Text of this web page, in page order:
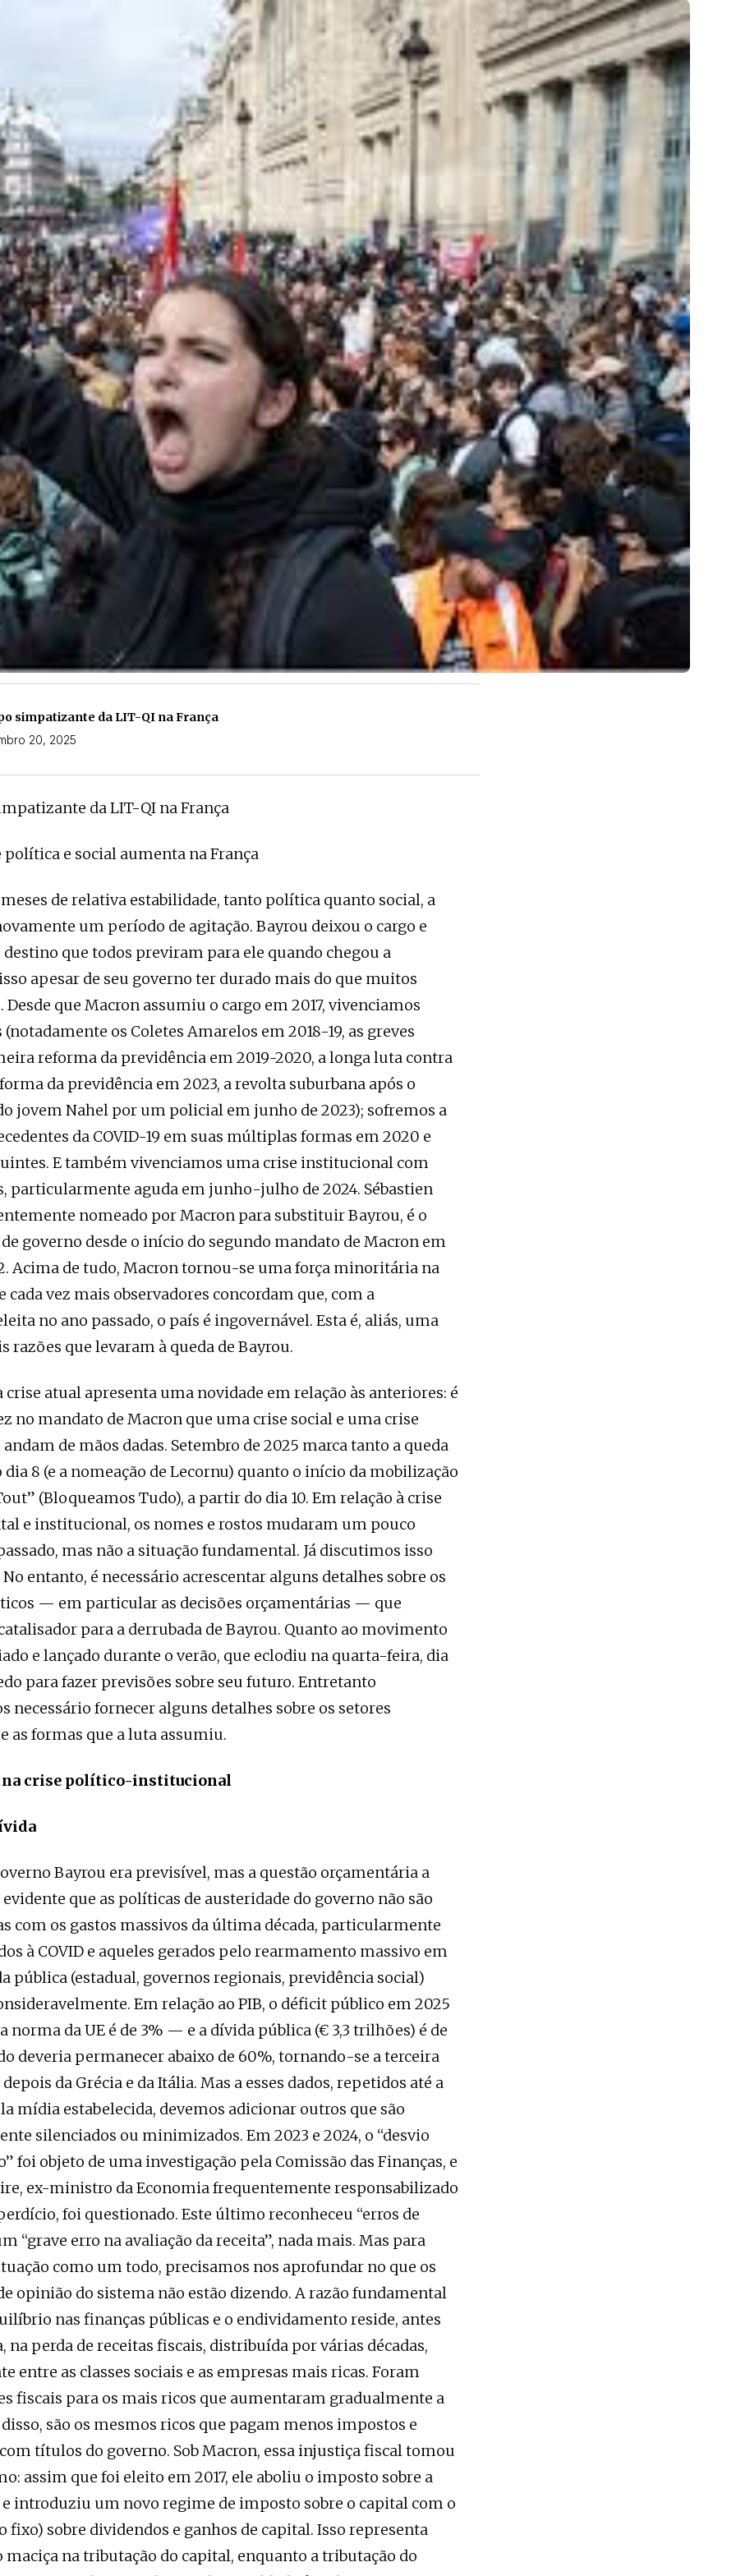
simpatizante da LIT-QI na França
20, 2025
da LIT-QI na França
e social aumenta na França
de relativa estabilidade, tanto política quanto social, a
um período de agitação. Bayrou deixou o cargo e
destino que todos previram para ele quando chegou a
apesar de seu governo ter durado mais do que muitos
que Macron assumiu o cargo em 2017, vivenciamos
os Coletes Amarelos em 2018-19, as greves
reforma da previdência em 2019-2020, a longa luta contra
da previdência em 2023, a revolta suburbana após o
jovem Nahel por um policial em junho de 2023); sofremos a
da COVID-19 em suas múltiplas formas em 2020 e
E também vivenciamos uma crise institucional com
particularmente aguda em junho-julho de 2024. Sébastien
nomeado por Macron para substituir Bayrou, é o
governo desde o início do segundo mandato de Macron em
Acima de tudo, Macron tornou-se uma força minoritária na
cada vez mais observadores concordam que, com a
no ano passado, o país é ingovernável. Esta é, aliás, uma
razões que levaram à queda de Bayrou.
crise atual apresenta uma novidade em relação às anteriores: é
no mandato de Macron que uma crise social e uma crise
de mãos dadas. Setembro de 2025 marca tanto a queda
dia 8 (e a nomeação de Lecornu) quanto o início da mobilização
(Bloqueamos Tudo), a partir do dia 10. Em relação à crise
e institucional, os nomes e rostos mudaram um pouco
mas não a situação fundamental. Já discutimos isso
entanto, é necessário acrescentar alguns detalhes sobre os
— em particular as decisões orçamentárias — que
para a derrubada de Bayrou. Quanto ao movimento
e lançado durante o verão, que eclodiu na quarta-feira, dia
para fazer previsões sobre seu futuro. Entretanto
necessário fornecer alguns detalhes sobre os setores
as formas que a luta assumiu.
na crise político-institucional
Bayrou era previsível, mas a questão orçamentária a
que as políticas de austeridade do governo não são
com os gastos massivos da última década, particularmente
à COVID e aqueles gerados pelo rearmamento massivo em
pública (estadual, governos regionais, previdência social)
Em relação ao PIB, o déficit público em 2025
norma da UE é de 3% — e a dívida pública (€ 3,3 trilhões) é de
deveria permanecer abaixo de 60%, tornando-se a terceira
da Grécia e da Itália. Mas a esses dados, repetidos até a
mídia estabelecida, devemos adicionar outros que são
silenciados ou minimizados. Em 2023 e 2024, o “desvio
foi objeto de uma investigação pela Comissão das Finanças, e
ex-ministro da Economia frequentemente responsabilizado
foi questionado. Este último reconheceu “erros de
“grave erro na avaliação da receita”, nada mais. Mas para
como um todo, precisamos nos aprofundar no que os
opinião do sistema não estão dizendo. A razão fundamental
nas finanças públicas e o endividamento reside, antes
na perda de receitas fiscais, distribuída por várias décadas,
entre as classes sociais e as empresas mais ricas. Foram
fiscais para os mais ricos que aumentaram gradualmente a
são os mesmos ricos que pagam menos impostos e
títulos do governo. Sob Macron, essa injustiça fiscal tomou
assim que foi eleito em 2017, ele aboliu o imposto sobre a
e introduziu um novo regime de imposto sobre o capital com o
fixo) sobre dividendos e ganhos de capital. Isso representa
maciça na tributação do capital, enquanto a tributação do